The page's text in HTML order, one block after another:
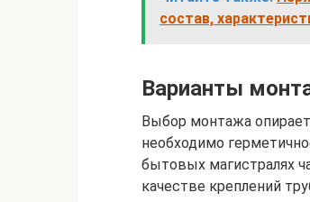
состав,
Варианты
Выбор монтажа
необходимо
бытовых магистралях
качестве креплений